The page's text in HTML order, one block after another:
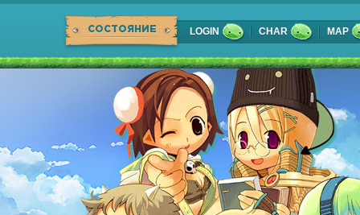
СОСТОЯНИЕ LOGIN CHAR MAP